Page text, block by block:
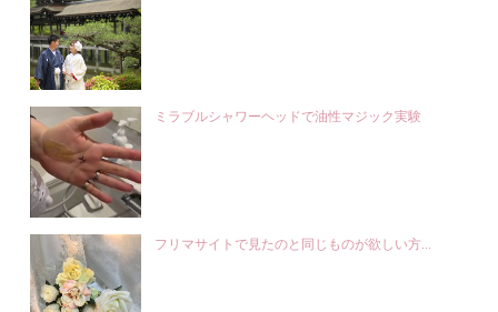
ミラブルシャワーヘッドで油性マジック実験
フリマサイトで見たのと同じものが欲しい方...